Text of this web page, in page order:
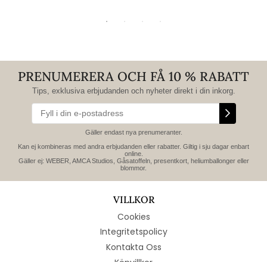
PRENUMERERA OCH FÅ 10 % RABATT
Tips, exklusiva erbjudanden och nyheter direkt i din inkorg.
Gäller endast nya prenumeranter.
Kan ej kombineras med andra erbjudanden eller rabatter. Giltig i sju dagar enbart
online.
Gäller ej: WEBER, AMCA Studios, Gåsatoffeln, presentkort, heliumballonger eller
blommor.
VILLKOR
Cookies
Integritetspolicy
Kontakta Oss